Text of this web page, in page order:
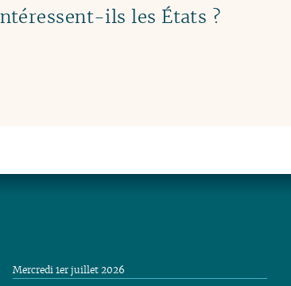
ils les États ?
Mercredi 1er juillet 2026